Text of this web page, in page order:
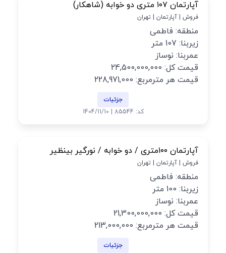
آپارتمان ۱۰۷ متری دو خوابه (شاهکار)
فروش | آپارتمان | تهران
منطقه: فاطمی
زیربنا: 107 متر
عمربنا: نوساز
قیمت کل: 24,500,000,000
قیمت هر مترمربع: 228,971,000
جزئیات
کد: 85544 | 1404/11/10
آپارتمان ۱۰۰متری / دو خوابه / نورگیر بینظیر
فروش | آپارتمان | تهران
منطقه: فاطمی
زیربنا: 100 متر
عمربنا: نوساز
قیمت کل: 21,300,000,000
قیمت هر مترمربع: 213,000,000
جزئیات